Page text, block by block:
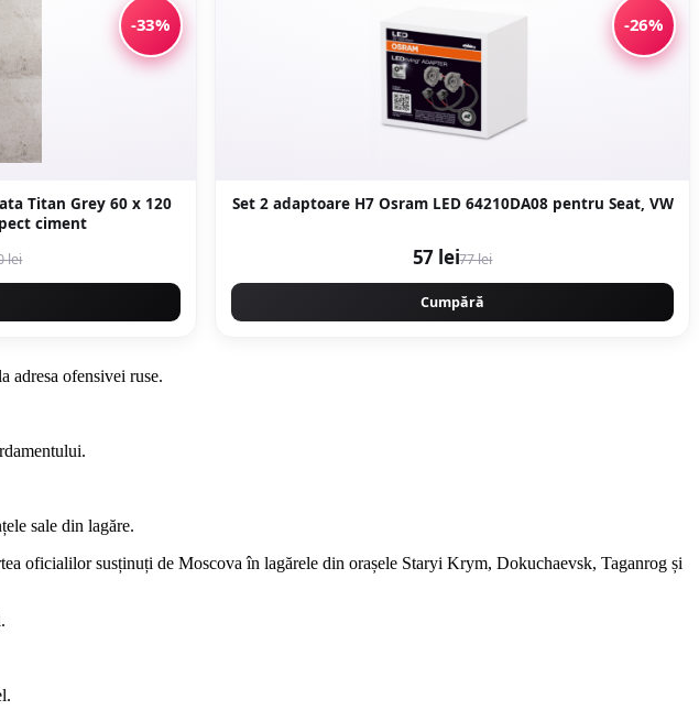
-33%
Grey 60 x 120
rectificata aspect ciment
lei
-26%
Set 2 adaptoare H7 Osram LED 64210DA08 pentru Seat, VW
57 lei77 lei
Cumpără
adresa ofensivei ruse.
sale din lagăre.
oficialilor susținuți de Moscova în lagărele din orașele Staryi Krym, Dokuchaevsk, Taganrog și